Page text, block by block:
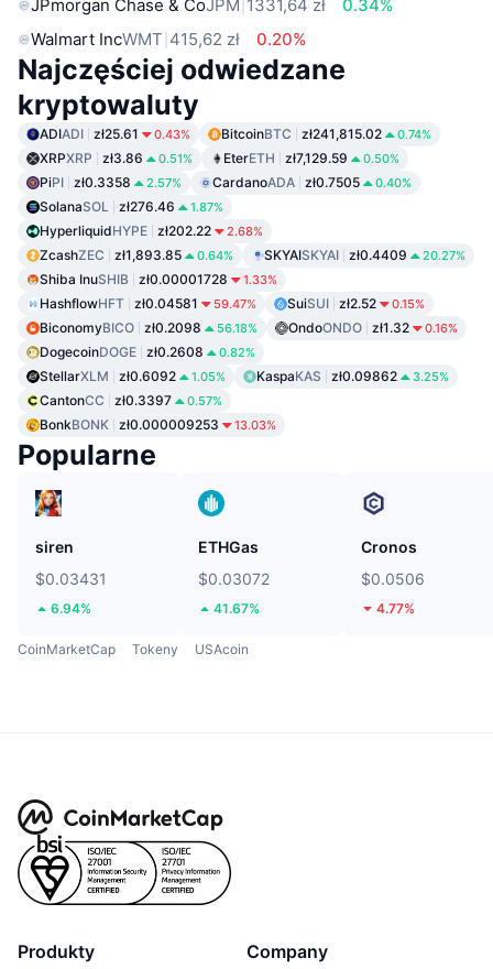
JPmorgan Chase & CoJPM 1331,64 zł
0.34%
Walmart IncWMT 415,62 zł 0.20%
Najczęściej odwiedzane
kryptowaluty
ADIADI zł25.61 0.43% BitcoinBTC zł241,815.02 0.74%
XRPXRP zł3.86 0.51% EterETH zł7,129.59 0.50%
PiPI zł0.3358 2.57% CardanoADA zł0.7505 0.40%
SolanaSOL zł276.46 1.87%
HyperliquidHYPE zł202.22 2.68%
ZcashZEC zł1,893.85 0.64% SKYAISKYAI zł0.4409 20.27%
Shiba InuSHIB zł0.00001728 1.33%
HashflowHFT zł0.04581 59.47% SuiSUI zł2.52 0.15%
BiconomyBICO zł0.2098 56.18% OndoONDO zł1.32 0.16%
DogecoinDOGE zł0.2608 0.82%
StellarXLM zł0.6092 1.05% KaspaKAS zł0.09862 3.25%
CantonCC zł0.3397 0.57%
BonkBONK zł0.000009253 13.03%
Popularne
siren
$0.03431
6.94%
ETHGas
$0.03072
41.67%
Cronos
$0.0506
4.77%
CoinMarketCap Tokeny USAcoin
Produkty Company